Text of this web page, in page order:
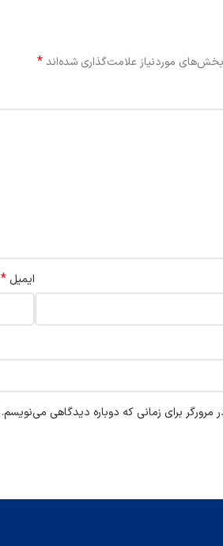
بخش‌های موردنیاز علامت‌گذاری شده‌اند*
ایمیل *
برای زمانی که دوباره دیدگاهی می‌نویسم.